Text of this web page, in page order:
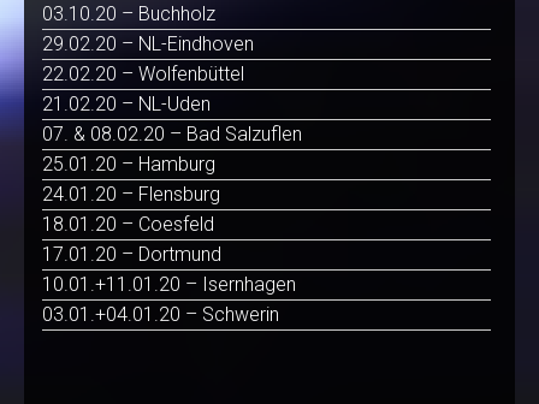
03.10.20 – Buchholz
29.02.20 – NL-Eindhoven
22.02.20 – Wolfenbüttel
21.02.20 – NL-Uden
07. & 08.02.20 – Bad Salzuflen
25.01.20 – Hamburg
24.01.20 – Flensburg
18.01.20 – Coesfeld
17.01.20 – Dortmund
10.01.+11.01.20 – Isernhagen
03.01.+04.01.20 – Schwerin